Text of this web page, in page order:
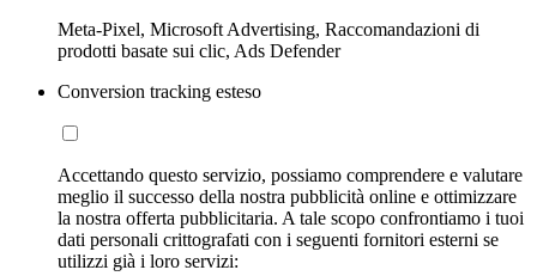
Meta-Pixel, Microsoft Advertising, Raccomandazioni di
prodotti basate sui clic, Ads Defender
Conversion tracking esteso
Accettando questo servizio, possiamo comprendere e valutare
meglio il successo della nostra pubblicità online e ottimizzare
la nostra offerta pubblicitaria. A tale scopo confrontiamo i tuoi
dati personali crittografati con i seguenti fornitori esterni se
utilizzi già i loro servizi: